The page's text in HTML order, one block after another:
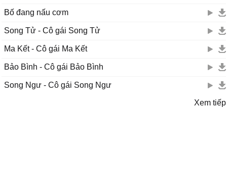
Bố đang nấu cơm
Song Tử - Cô gái Song Tử
Ma Kết - Cô gái Ma Kết
Bảo Bình - Cô gái Bảo Bình
Song Ngư - Cô gái Song Ngư
Xem tiếp